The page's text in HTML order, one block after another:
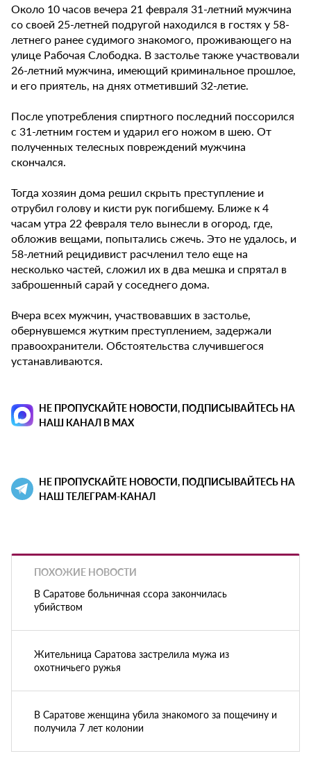
Около 10 часов вечера 21 февраля 31-летний мужчина
со своей 25-летней подругой находился в гостях у 58-
летнего ранее судимого знакомого, проживающего на
улице Рабочая Слободка. В застолье также участвовали
26-летний мужчина, имеющий криминальное прошлое,
и его приятель, на днях отметивший 32-летие.
После употребления спиртного последний поссорился
с 31-летним гостем и ударил его ножом в шею. От
полученных телесных повреждений мужчина
скончался.
Тогда хозяин дома решил скрыть преступление и
отрубил голову и кисти рук погибшему. Ближе к 4
часам утра 22 февраля тело вынесли в огород, где,
обложив вещами, попытались сжечь. Это не удалось, и
58-летний рецидивист расчленил тело еще на
несколько частей, сложил их в два мешка и спрятал в
заброшенный сарай у соседнего дома.
Вчера всех мужчин, участвовавших в застолье,
обернувшемся жутким преступлением, задержали
правоохранители. Обстоятельства случившегося
устанавливаются.
НЕ ПРОПУСКАЙТЕ НОВОСТИ, ПОДПИСЫВАЙТЕСЬ НА
НАШ КАНАЛ В MAX
НЕ ПРОПУСКАЙТЕ НОВОСТИ, ПОДПИСЫВАЙТЕСЬ НА
НАШ ТЕЛЕГРАМ-КАНАЛ
ПОХОЖИЕ НОВОСТИ
В Саратове больничная ссора закончилась
убийством
Жительница Саратова застрелила мужа из
охотничьего ружья
В Саратове женщина убила знакомого за пощечину и
получила 7 лет колонии